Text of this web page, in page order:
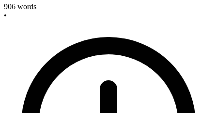
906 words
•